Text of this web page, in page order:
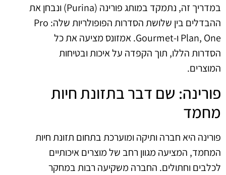
במדריך זה, נתמקד במותג פורינה (Purina) ונבחן את
ההבדלים בין שלושת הסדרות הפופולריות שלה: Pro
Plan, One ו-Gourmet. אמזונס מציעה את כל
הסדרות הללו, תוך הקפדה על איכות ובטיחות
המוצרים.
פורינה: שם דבר בתזונת חיות
מחמד
פורינה היא חברה ותיקה ומוערכת בתחום תזונת חיות
המחמד, המציעה מגוון רחב של מוצרים איכותיים
לכלבים וחתולים. החברה משקיעה רבות במחקר